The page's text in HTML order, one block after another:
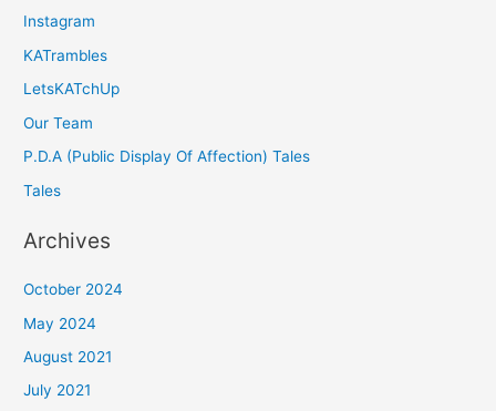
Instagram
KATrambles
LetsKATchUp
Our Team
P.D.A (Public Display Of Affection) Tales
Tales
Archives
October 2024
May 2024
August 2021
July 2021